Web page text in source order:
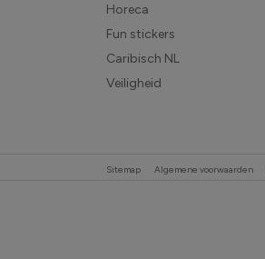
Horeca
Fun stickers
Caribisch NL
Veiligheid
Sitemap Algemene voorwaarden